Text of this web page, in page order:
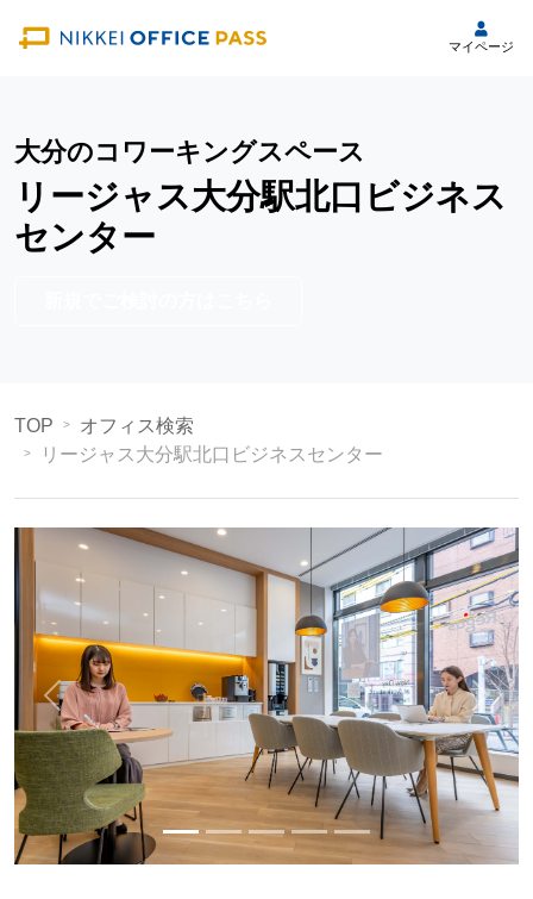
マイページ
大分のコワーキングスペース
リージャス大分駅北口ビジネス
センター
TOP
オフィス検索
リージャス大分駅北口ビジネスセンター